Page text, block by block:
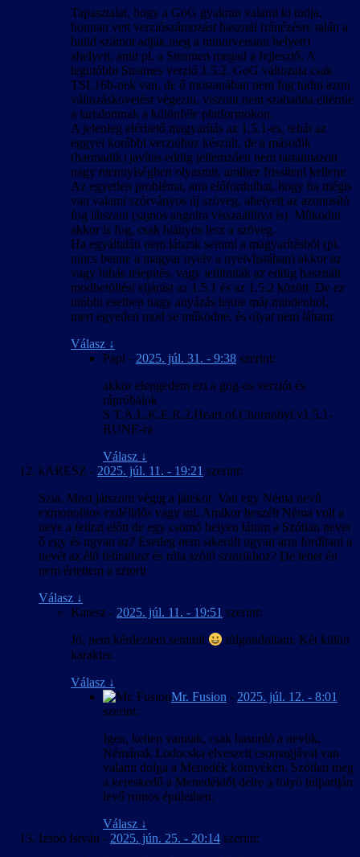
Tapasztalat, hogy a GoG gyakran valami ki tudja,
honnan vett verziószámozást használ (ránézésre talán a
build számot adják meg a minorversion helyett)
ahelyett, amit pl. a Steamen megad a fejlesztő. A
legutóbbi Steames verzió 1.5.2. GoG változata csak
TSL16b-nek van, de ő mostanában nem fog tudni azon
változáskövetést végezni, viszont nem szabadna eltérnie
a tartalomnak a különféle platformokon.
A jelenleg elérhető magyarítás az 1.5.1-es, tehát az
eggyel korábbi verzióhoz készült, de a második
(harmadik) javítás eddig jellemzően nem tartalmazott
nagy mennyiségben olyasmit, amihez frissíteni kellene.
Az egyetlen probléma, ami előfordulhat, hogy ha mégis
van valami szórványos új szöveg, ahelyett az azonosító
fog látszani (sajnos angolra visszaállítva is). Működni
akkor is fog, csak hiányos lesz a szöveg.
Ha egyáltalán nem látszik semmi a magyarításból (pl.
nincs benne a magyar nyelv a nyelvlistában) akkor az
vagy hibás telepítés, vagy letiltották az eddig használt
modbetöltési eljárást az 1.5.1 és az 1.5.2 között. De ez
utóbbi esetben nagy anyázás lenne már mindenhol,
mert egyetlen mod se működne, és olyat nem láttam.
Válasz ↓
Papi - 2025. júl. 31. - 9:38 szerint:
akkor elengedem ezt a gog-os verziót és
rápróbálok
S.T.A.L.K.E.R.2.Heart.of.Chornobyl.v1.5.1-
RUNE-ra
Válasz ↓
kARESZ - 2025. júl. 11. - 19:21 szerint:
Szia. Most játszom végig a játékot. Van egy Néma nevű
exmonolitos exdélidős vagy mi. Amikor beszélt Néma volt a
neve a felirat előtt de egy csomó helyen látom a Szótlan nevet
ő egy és ugyan az? Esetleg nem sikerült ugyan arra fordítani a
nevét az élő felirathoz és róla szóló sztorikhoz? De lehet én
nem értettem a sztorit
Válasz ↓
Karesz - 2025. júl. 11. - 19:51 szerint:
Jó, nem kérdeztem semmit
túlgondoltam, Két külön
karakter.
Válasz ↓
Mr. Fusion - 2025. júl. 12. - 8:01
szerint:
Igen, ketten vannak, csak hasonló a nevük.
Némának Lodocska elveszett csomagjával van
valami dolga a Menedék környékén, Szótlan meg
a kereskedő a Menedéktől délre a folyó túlpartján
levő romos épületben.
Válasz ↓
Izsoó István - 2025. jún. 25. - 20:14 szerint: